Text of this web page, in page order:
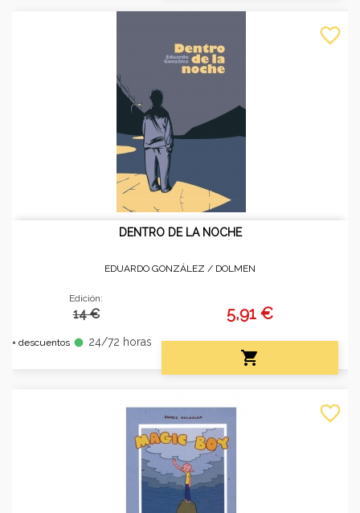
DENTRO DE LA NOCHE
EDUARDO GONZÁLEZ / DOLMEN
Edición:
14 €
+ descuentos fiber_manual_record 24/72 horas
5,91 €

favorite_border
favorite_border